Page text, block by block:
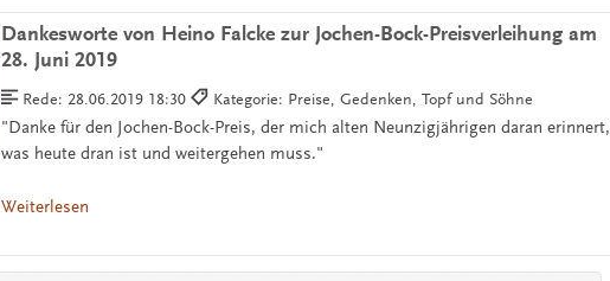
Dankesworte von Heino Falcke zur Jochen-Bock-Preisverleihung am
28. Juni 2019
Rede: 28.06.2019 18:30 Kategorie: Preise, Gedenken, Topf und Söhne
"Danke für den Jochen-Bock-Preis, der mich alten Neunzigjährigen daran erinnert,
was heute dran ist und weitergehen muss."
Weiterlesen